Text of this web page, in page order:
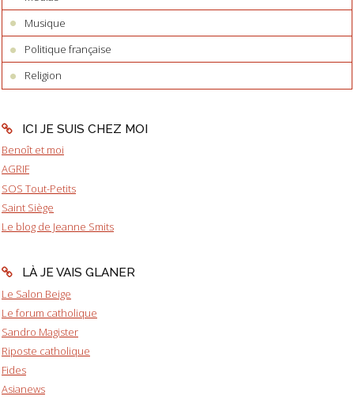
Musique
Politique française
Religion
ICI JE SUIS CHEZ MOI
Benoît et moi
AGRIF
SOS Tout-Petits
Saint Siège
Le blog de Jeanne Smits
LÀ JE VAIS GLANER
Le Salon Beige
Le forum catholique
Sandro Magister
Riposte catholique
Fides
Asianews